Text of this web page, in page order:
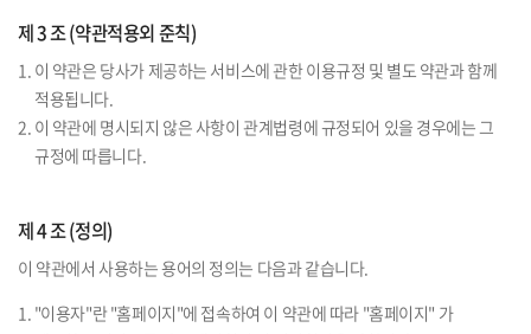
제 3 조 (약관적용외 준칙)
1. 이 약관은 당사가 제공하는 서비스에 관한 이용규정 및 별도 약관과 함께
적용됩니다.
2. 이 약관에 명시되지 않은 사항이 관계법령에 규정되어 있을 경우에는 그
규정에 따릅니다.
제 4 조 (정의)
이 약관에서 사용하는 용어의 정의는 다음과 같습니다.
1. "이용자"란 "홈페이지"에 접속하여 이 약관에 따라 "홈페이지" 가